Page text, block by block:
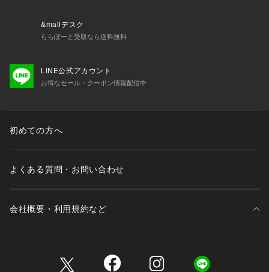
&mallデスク
ららぽーと受取なら送料無料
LINE公式アカウント
お得なセール・クーポン情報配信中
初めての方へ
よくある質問・お問い合わせ
会社概要・利用規約など